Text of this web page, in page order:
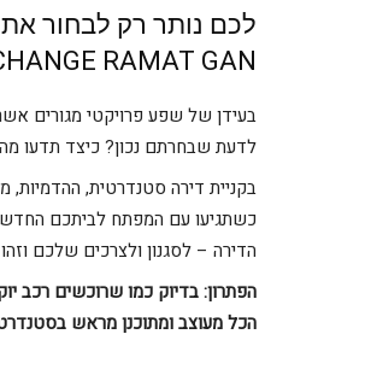
לכם נותר רק לבחור
RAMAT GAN
בעידן של שפע פרויקטי מגורים
לדעת שבחרתם נכון? כיצד תדעו
בקניית דירה סטנדרטית, ההדמיות,
כשתגיעו עם המפתח לביתכם
הדירה – לסגנון ולצרכים שלכם
הפתרון: בדיוק כמו שרוכשים רכב
הכל מעוצב ומתוכנן מראש